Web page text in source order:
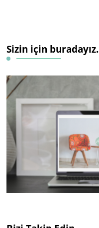
Sizin için buradayız.